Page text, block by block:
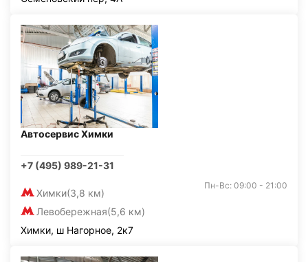
Автосервис Химки
+7 (495) 989-21-31
Химки(3,8 км)
Левобережная(5,6 км)
Пн-Вс: 09:00 - 21:00
Химки, ш Нагорное, 2к7